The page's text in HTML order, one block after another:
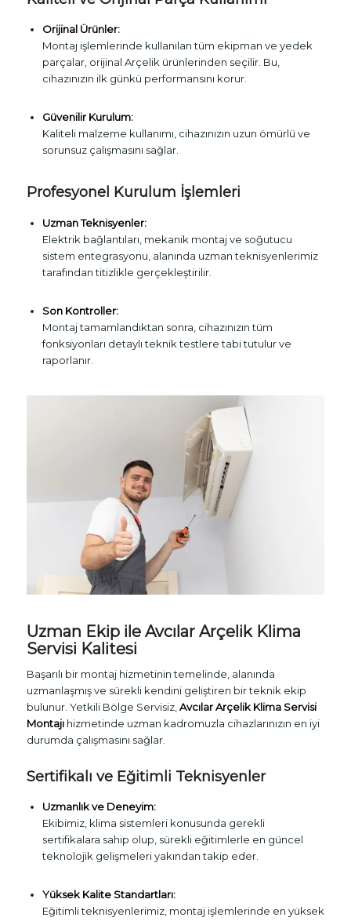
Orijinal Ürünler:
Montaj işlemlerinde kullanılan tüm ekipman ve yedek
parçalar, orijinal Arçelik ürünlerinden seçilir. Bu,
cihazınızın ilk günkü performansını korur.
Güvenilir Kurulum:
Kaliteli malzeme kullanımı, cihazınızın uzun ömürlü ve
sorunsuz çalışmasını sağlar.
Profesyonel Kurulum İşlemleri
Uzman Teknisyenler:
Elektrik bağlantıları, mekanik montaj ve soğutucu
sistem entegrasyonu, alanında uzman teknisyenlerimiz
tarafından titizlikle gerçekleştirilir.
Son Kontroller:
Montaj tamamlandıktan sonra, cihazınızın tüm
fonksiyonları detaylı teknik testlere tabi tutulur ve
raporlanır.
Uzman Ekip ile Avcılar Arçelik Klima
Servisi Kalitesi
Başarılı bir montaj hizmetinin temelinde, alanında
uzmanlaşmış ve sürekli kendini geliştiren bir teknik ekip
bulunur. Yetkili Bölge Servisiz, Avcılar Arçelik Klima Servisi
Montajıhizmetinde uzman kadromuzla cihazlarınızın en iyi
durumda çalışmasını sağlar.
Sertifikalı ve Eğitimli Teknisyenler
Uzmanlık ve Deneyim:
Ekibimiz, klima sistemleri konusunda gerekli
sertifikalara sahip olup, sürekli eğitimlerle en güncel
teknolojik gelişmeleri yakından takip eder.
Yüksek Kalite Standartları:
Eğitimli teknisyenlerimiz, montaj işlemlerinde en yüksek